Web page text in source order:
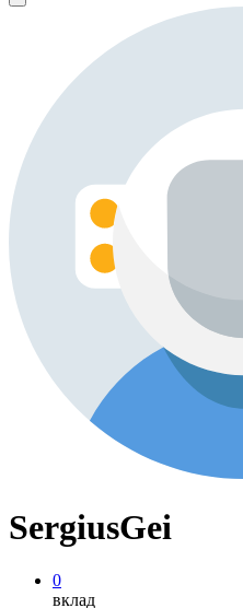
SergiusGei
0
вклад